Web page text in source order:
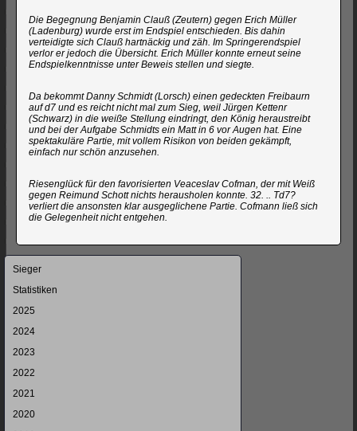
Die Begegnung Benjamin Clauß (Zeutern) gegen Erich Müller
(Ladenburg) wurde erst im Endspiel entschieden. Bis dahin
verteidigte sich Clauß hartnäckig und zäh. Im Springerendspiel
verlor er jedoch die Übersicht. Erich Müller konnte erneut seine
Endspielkenntnisse unter Beweis stellen und siegte.
Da bekommt Danny Schmidt (Lorsch) einen gedeckten Freibaurn
auf d7 und es reicht nicht mal zum Sieg, weil Jürgen Kettenr
(Schwarz) in die weiße Stellung eindringt, den König heraustreibt
und bei der Aufgabe Schmidts ein Matt in 6 vor Augen hat. Eine
spektakuläre Partie, mit vollem Risikon von beiden gekämpft,
einfach nur schön anzusehen.
Riesenglück für den favorisierten Veaceslav Cofman, der mit Weiß
gegen Reimund Schott nichts herausholen konnte. 32. .. Td7?
verliert die ansonsten klar ausgeglichene Partie. Cofmann ließ sich
die Gelegenheit nicht entgehen.
Navigation
Sieger
Statistiken
2025
2024
2023
2022
2021
2020